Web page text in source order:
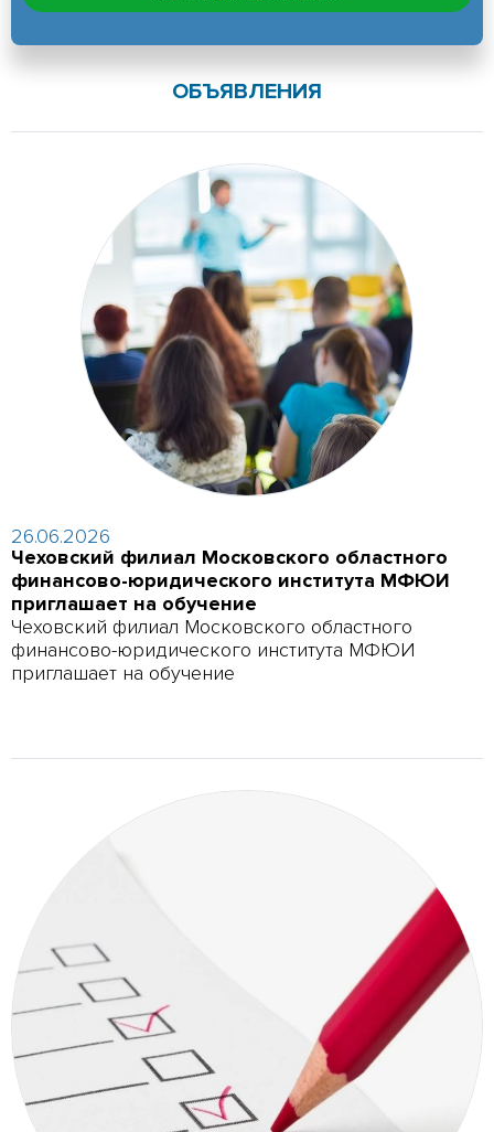
ОБЪЯВЛЕНИЯ
26.06.2026
Чеховский филиал Московского областного
финансово-юридического института МФЮИ
приглашает на обучение
Чеховский филиал Московского областного
финансово-юридического института МФЮИ
приглашает на обучение